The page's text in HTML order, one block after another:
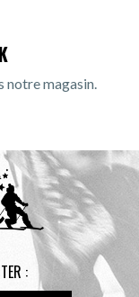
notre magasin.
: